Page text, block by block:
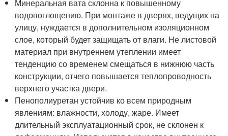
Минеральная вата склонна к повышенному
водопоглощению. При монтаже в дверях, ведущих на
улицу, нуждается в дополнительном изоляционном
слое, который будет защищать от влаги. Не листовой
материал при внутреннем утеплении имеет
тенденцию со временем смещаться в нижнюю часть
конструкции, отчего повышается теплопроводность
верхнего участка двери.
Пенополиуретан устойчив ко всем природным
явлениям: влажности, холоду, жаре. Имеет
длительный эксплуатационный срок, не склонен к